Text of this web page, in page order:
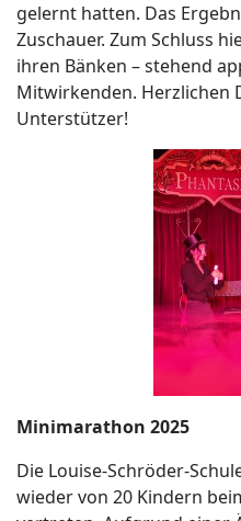
gelernt hatten. Das
Zuschauer. Zum Schluss
ihren Bänken – stehend
Mitwirkenden. Herzlichen
Unterstützer!
Minimarathon 2025
Die Louise-Schröder-
wieder von 20 Kindern